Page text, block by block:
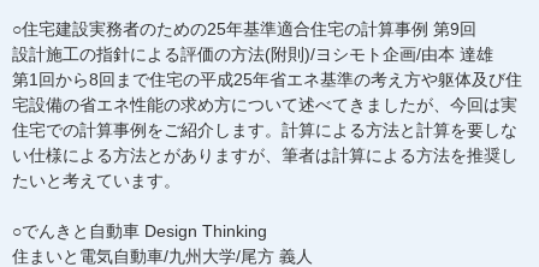
○住宅建設実務者のための25年基準適合住宅の計算事例 第9回
設計施工の指針による評価の方法(附則)/ヨシモト企画/由本 達雄
第1回から8回まで住宅の平成25年省エネ基準の考え方や躯体及び住
宅設備の省エネ性能の求め方について述べてきましたが、今回は実
住宅での計算事例をご紹介します。計算による方法と計算を要しな
い仕様による方法とがありますが、筆者は計算による方法を推奨し
たいと考えています。
○でんきと自動車 Design Thinking
住まいと電気自動車/九州大学/尾方 義人